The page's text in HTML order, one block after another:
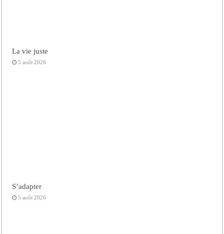
La vie juste
5 août 2026
S’adapter
5 août 2026